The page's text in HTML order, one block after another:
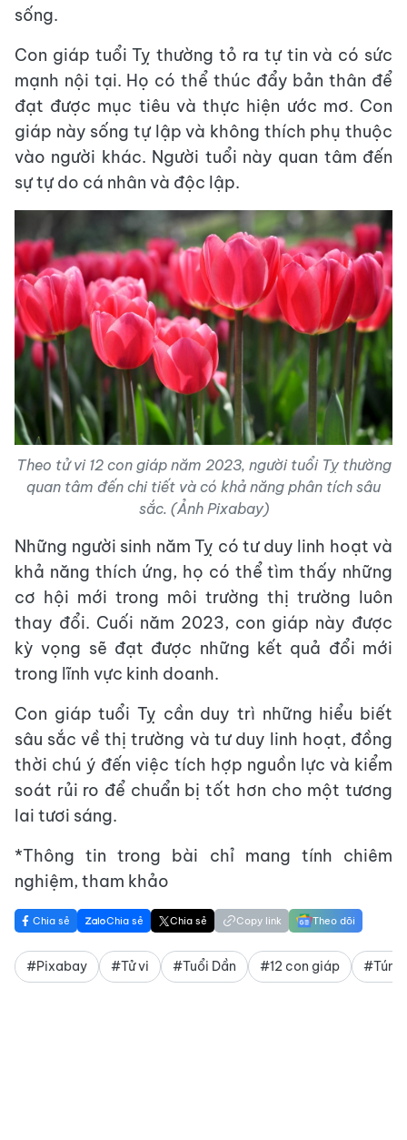
sống.
Con giáp tuổi Tỵ thường tỏ ra tự tin và có sức
mạnh nội tại. Họ có thể thúc đẩy bản thân để
đạt được mục tiêu và thực hiện ước mơ. Con
giáp này sống tự lập và không thích phụ thuộc
vào người khác. Người tuổi này quan tâm đến
sự tự do cá nhân và độc lập.
Theo tử vi 12 con giáp năm 2023, người tuổi Tỵ thường
quan tâm đến chi tiết và có khả năng phân tích sâu
sắc. (Ảnh Pixabay)
Những người sinh năm Tỵ có tư duy linh hoạt và
khả năng thích ứng, họ có thể tìm thấy những
cơ hội mới trong môi trường thị trường luôn
thay đổi. Cuối năm 2023, con giáp này được
kỳ vọng sẽ đạt được những kết quả đổi mới
trong lĩnh vực kinh doanh.
Con giáp tuổi Tỵ cần duy trì những hiểu biết
sâu sắc về thị trường và tư duy linh hoạt, đồng
thời chú ý đến việc tích hợp nguồn lực và kiểm
soát rủi ro để chuẩn bị tốt hơn cho một tương
lai tươi sáng.
*Thông tin trong bài chỉ mang tính chiêm
nghiệm, tham khảo
Chia sẻ Chia sẻ Chia sẻ Copy link Theo dõi
#Pixabay #Tử vi #Tuổi Dần #12 con giáp #Túng